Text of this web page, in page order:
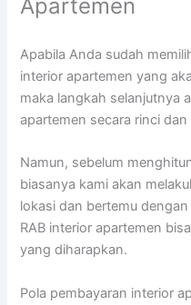
Apartemen
Apabila Anda sudah
interior apartemen yang
maka langkah selanjutnya
apartemen secara rinci dan
Namun, sebelum
biasanya kami akan
lokasi dan bertemu
RAB interior apartemen
yang diharapkan.
Pola pembayaran interior